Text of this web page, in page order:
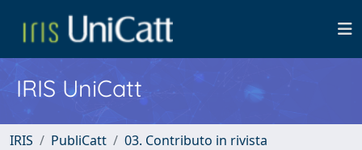
IRIS UniCatt
IRIS PubliCatt
03. Contributo in rivista